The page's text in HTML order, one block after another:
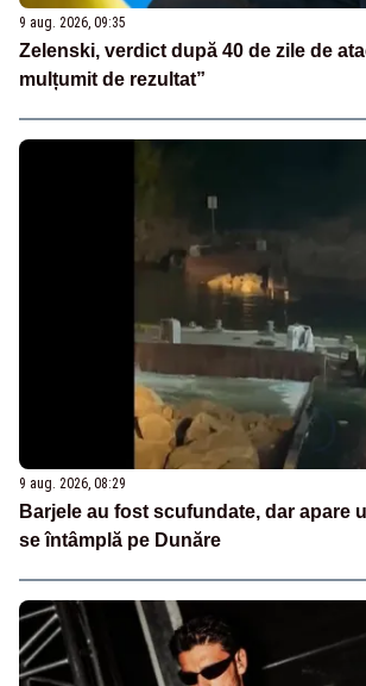
9 aug. 2026, 09:35
Zelenski, verdict după 40 de zile de
mulțumit de rezultat”
9 aug. 2026, 08:29
Barjele au fost scufundate, dar apare
se întâmplă pe Dunăre